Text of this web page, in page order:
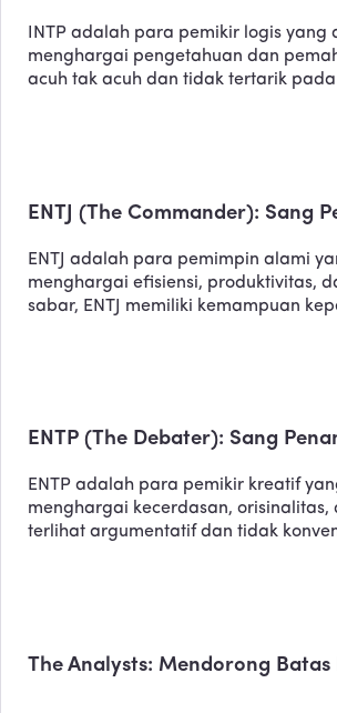
INTP adalah para pemikir logis
menghargai pengetahuan dan
acuh tak acuh dan tidak tertarik
ENTJ (The Commander): Sang
ENTJ adalah para pemimpin alami
menghargai efisiensi, produktivitas,
sabar, ENTJ memiliki kemampuan
ENTP (The Debater): Sang
ENTP adalah para pemikir kreatif
menghargai kecerdasan,
terlihat argumentatif dan tidak
The Analysts: Mendorong